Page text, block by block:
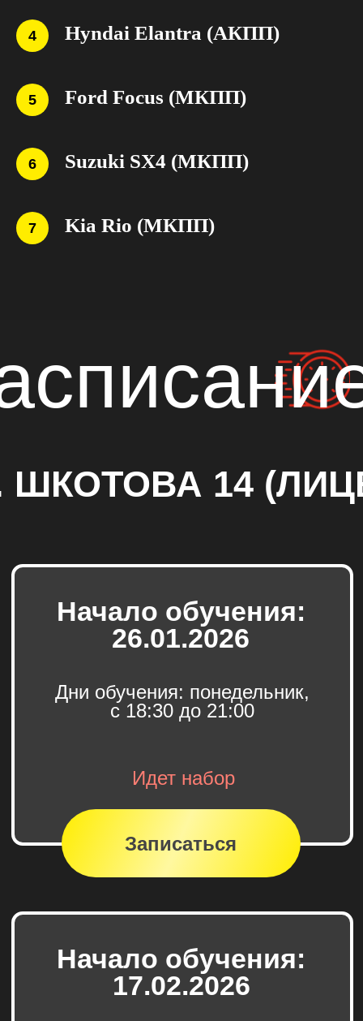
Hyndai Elantra (АКПП)
Ford Focus (МКПП)
Suzuki SX4 (МКПП)
Kia Rio (МКПП)
13% от стоимости
-3000 руб при
дня рождения
«ДЕНЬ
РОЖДЕНИЯ»
Скидка 2000 руб
для каждого члена
многодетной семьи
капитала
Обучение за счет
Занятости Населения.
Партнеры